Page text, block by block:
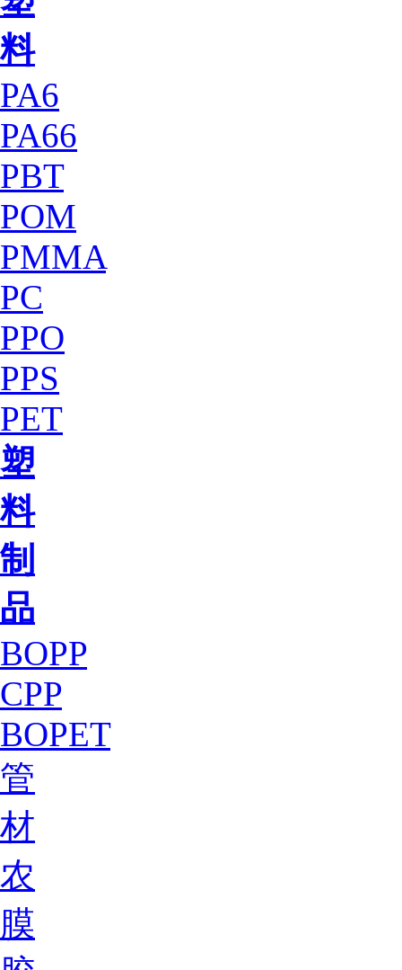
料
PA6
PA66
PBT
POM
PMMA
PC
PPO
PPS
PET
塑
料
制
品
BOPP
CPP
BOPET
管
材
农
膜